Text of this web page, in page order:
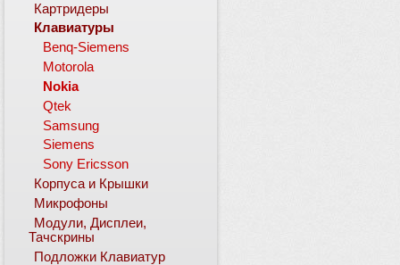
Картридеры
Клавиатуры
Benq-Siemens
Motorola
Nokia
Qtek
Samsung
Siemens
Sony Ericsson
Корпуса и Крышки
Микрофоны
Модули, Дисплеи,
Тачскрины
Подложки Клавиатур